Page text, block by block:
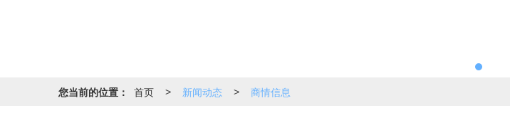
您当前的位置： 首页 > 新闻动态 > 商情信息